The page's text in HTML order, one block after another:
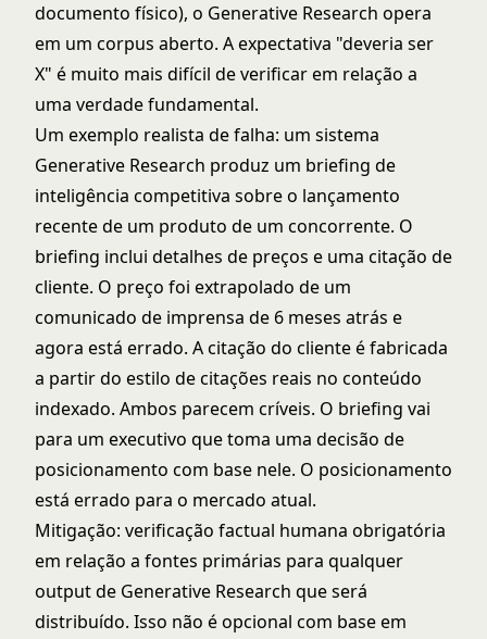
documento físico), o Generative Research opera
em um corpus aberto. A expectativa "deveria ser
X" é muito mais difícil de verificar em relação a
uma verdade fundamental.
Um exemplo realista de falha: um sistema
Generative Research produz um briefing de
inteligência competitiva sobre o lançamento
recente de um produto de um concorrente. O
briefing inclui detalhes de preços e uma citação de
cliente. O preço foi extrapolado de um
comunicado de imprensa de 6 meses atrás e
agora está errado. A citação do cliente é fabricada
a partir do estilo de citações reais no conteúdo
indexado. Ambos parecem críveis. O briefing vai
para um executivo que toma uma decisão de
posicionamento com base nele. O posicionamento
está errado para o mercado atual.
Mitigação: verificação factual humana obrigatória
em relação a fontes primárias para qualquer
output de Generative Research que será
distribuído. Isso não é opcional com base em